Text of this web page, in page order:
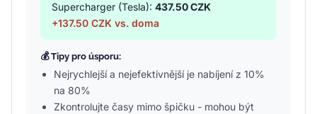
Supercharger (Tesla): 437.50 CZK
+137.50 CZK vs. doma
💰 Tipy pro úsporu:
Nejrychlejší a nejefektivnější je nabíjení z 10%
na 80%
Zkontrolujte časy mimo špičku - mohou být